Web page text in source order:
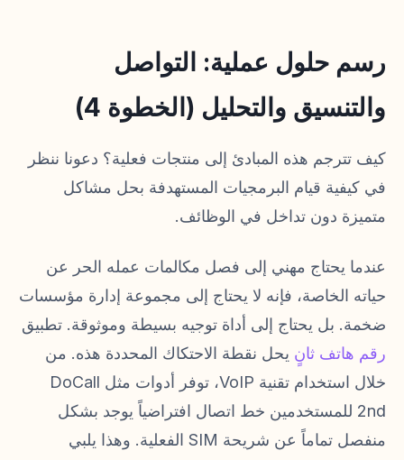
رسم حلول عملية: التواصل
والتنسيق والتحليل (الخطوة 4)
كيف تترجم هذه المبادئ إلى منتجات فعلية؟ دعونا ننظر
في كيفية قيام البرمجيات المستهدفة بحل مشاكل
متميزة دون تداخل في الوظائف.
عندما يحتاج مهني إلى فصل مكالمات عمله الحر عن
حياته الخاصة، فإنه لا يحتاج إلى مجموعة إدارة مؤسسات
ضخمة. بل يحتاج إلى أداة توجيه بسيطة وموثوقة. تطبيق
رقم هاتف ثانٍ يحل نقطة الاحتكاك المحددة هذه. من
خلال استخدام تقنية VoIP، توفر أدوات مثل DoCall
2nd للمستخدمين خط اتصال افتراضياً يوجد بشكل
منفصل تماماً عن شريحة SIM الفعلية. وهذا يلبي